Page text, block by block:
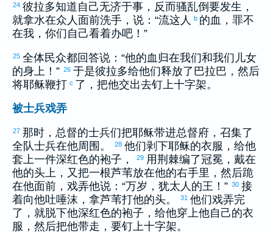
24 彼拉多知道自己无济于事，反而骚乱倒要发生，
就拿水在众人面前洗手，说：“流这人 b 的血，罪不
在我，你们自己看着办吧！”
25 全体民众都回答说：“他的血归在我们和我们儿女
的身上！” 26 于是彼拉多给他们释放了巴拉巴 ，然后
将耶稣鞭打 c 了，把他交出去钉上十字架。
被士兵戏弄
27 那时，总督的士兵们把耶稣带进总督府，召集了
全队士兵在他周围。
28 他们剥下耶稣的衣服，给他
套上一件深红色的袍子，
29 用荆棘编了冠冕，戴在
他的头上，又把一根芦苇放在他的右手里，然后跪
在他面前，戏弄他说：“万岁， 犹太 人的王！” 30 接
着向他吐唾沫，拿芦苇打他的头。
31 他们戏弄完
了，就脱下他深红色的袍子，给他穿上他自己的衣
服，然后把他带走，要钉上十字架。